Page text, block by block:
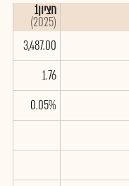
חציון1
(2025)
3,487.00
1.76
0.05%